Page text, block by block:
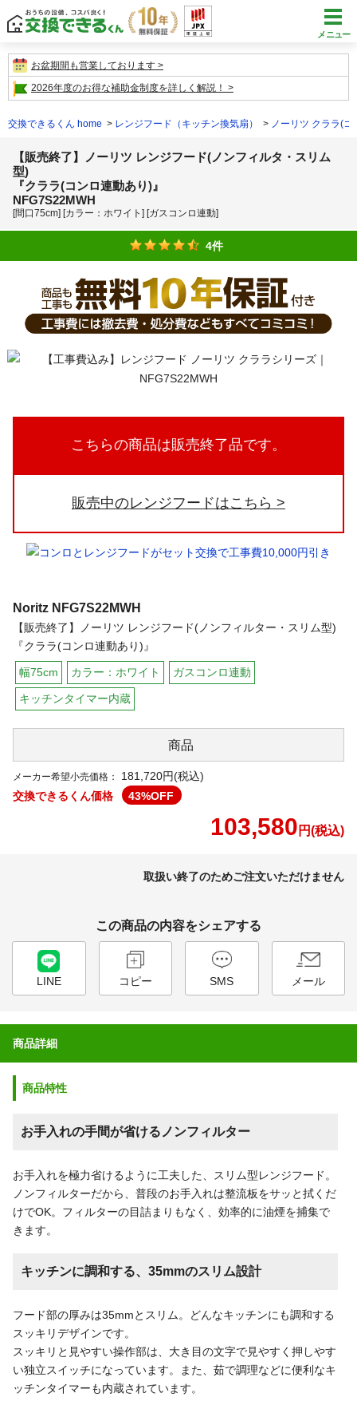
メニュー
お盆期間も営業しております
2026年度のお得な補助金制度を詳しく解説！
交換できるくん home レンジフード（キッチン換気扇） ノーリツ クララ(コ
【販売終了】ノーリツ レンジフード(ノンフィルタ・スリム
型)
『クララ(コンロ連動あり)』
NFG7S22MWH
[間口75cm] [カラー：ホワイト] [ガスコンロ連動]
4件
こちらの商品は販売終了品です。
販売中のレンジフードはこちら
Noritz NFG7S22MWH
【販売終了】ノーリツ レンジフード(ノンフィルター・スリム型)
『クララ(コンロ連動あり)』
幅75cm カラー：ホワイト ガスコンロ連動
キッチンタイマー内蔵
商品
メーカー希望小売価格：
181,720円(税込)
交換できるくん価格
43%OFF
103,580 円(税込)
取扱い終了のためご注文いただけません
この商品の内容をシェアする
LINE コピー SMS メール
商品詳細
商品特性
お手入れの手間が省けるノンフィルター
お手入れを極力省けるように工夫した、スリム型レンジフード。
ノンフィルターだから、普段のお手入れは整流板をサッと拭くだ
けでOK。フィルターの目詰まりもなく、効率的に油煙を捕集で
きます。
キッチンに調和する、35mmのスリム設計
フード部の厚みは35mmとスリム。どんなキッチンにも調和する
スッキリデザインです。
スッキリと見やすい操作部は、大き目の文字で見やすく押しやす
い独立スイッチになっています。また、茹で調理などに便利なキ
ッチンタイマーも内蔵されています。